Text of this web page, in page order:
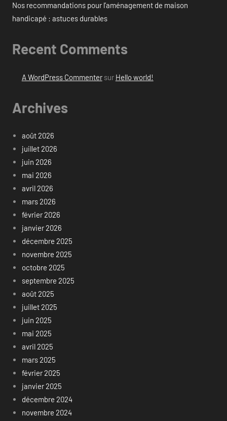
Nos recommandations pour l’aménagement de maison
handicapé : astuces durables
Recent Comments
A WordPress Commentersur Hello world!
Archives
août 2026
juillet 2026
juin 2026
mai 2026
avril 2026
mars 2026
février 2026
janvier 2026
décembre 2025
novembre 2025
octobre 2025
septembre 2025
août 2025
juillet 2025
juin 2025
mai 2025
avril 2025
mars 2025
février 2025
janvier 2025
décembre 2024
novembre 2024